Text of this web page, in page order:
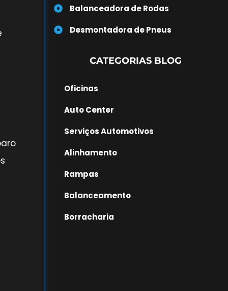
Balanceadora de Rodas
Desmontadora de Pneus
CATEGORIAS BLOG
Oficinas
Auto Center
Serviços Automotivos
Alinhamento
Rampas
Balanceamento
Borracharia